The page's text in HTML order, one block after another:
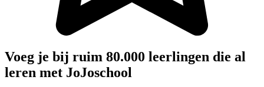
Voeg je bij ruim 80.000 leerlingen die al
leren met JoJoschool